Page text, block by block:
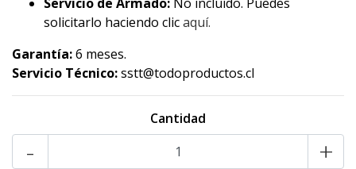
solicitarlo haciendo clicaquí.
Garantía:6 meses.
Servicio Técnico:sstt@todoproductos.cl
Cantidad
+
-